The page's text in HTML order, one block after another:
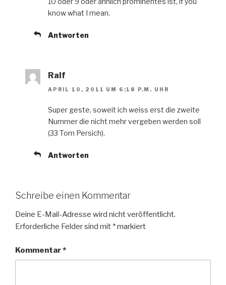
know what I mean.
Antworten
Ralf
APRIL 10, 2011 UM 6:18 P.M. UHR
Super geste, soweit ich weiss erst die zweite
Nummer die nicht mehr vergeben werden soll
(33 Tom Persich).
Antworten
Schreibe einen Kommentar
Deine E-Mail-Adresse wird nicht veröffentlicht.
Erforderliche Felder sind mit *markiert
Kommentar*